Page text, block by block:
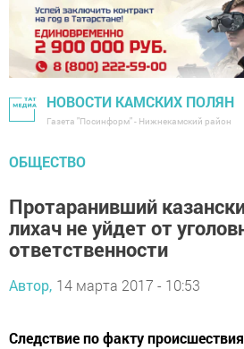
НОВОСТИ КАМСКИХ ПОЛЯН
Газета "Посинформ" - Нижнекамский район
ОБЩЕСТВО
Протаранивший
лихач не уйдет от
ответственности
Автор, 14 марта 2017 - 10:53
Следствие по факту